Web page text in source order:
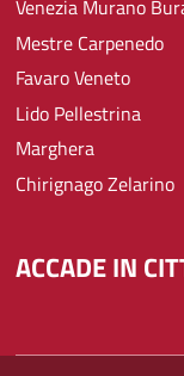
Venezia Murano
Mestre Carpenedo
Favaro Veneto
Lido Pellestrina
Marghera
Chirignago Zelarino
ACCADE IN